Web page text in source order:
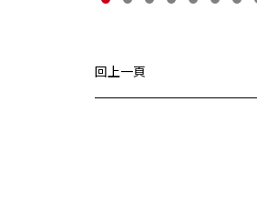
回上一頁